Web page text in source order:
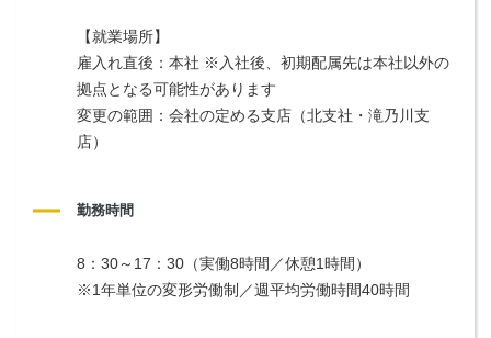
【就業場所】
雇入れ直後：本社 ※入社後、初期配属先は本社以外の
拠点となる可能性があります
変更の範囲：会社の定める支店（北支社・滝乃川支
店）
勤務時間
8：30～17：30（実働8時間／休憩1時間）
※1年単位の変形労働制／週平均労働時間40時間